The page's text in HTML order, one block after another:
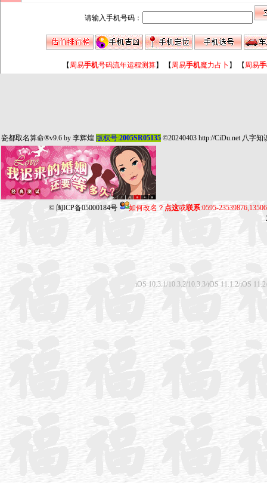
请输入手机号码：
【 周易手机号码流年运程测算】 【 周易手机魔力占卜 】 【 周易
瓷都取名算命®v9.6 by 李辉煌 版权号:2005SR05135 ©20240403 http://CiDu.net 八字知
© 闽ICP备05000184号 如何改名？ 点这或联系:0595-
iOS 10.3.1/10.3.2/10.3.3/iOS 11.1.2/iOS